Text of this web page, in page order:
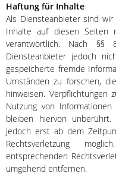
Haftung für Inhalte
Als Diensteanbieter sind
Inhalte auf diesen Seiten
verantwortlich. Nach
Diensteanbieter jedoch
gespeicherte fremde
Umständen zu forschen,
hinweisen. Verpflichtungen
Nutzung von
bleiben hiervon
jedoch erst ab dem
Rechtsverletzung
entsprechenden
umgehend entfernen.